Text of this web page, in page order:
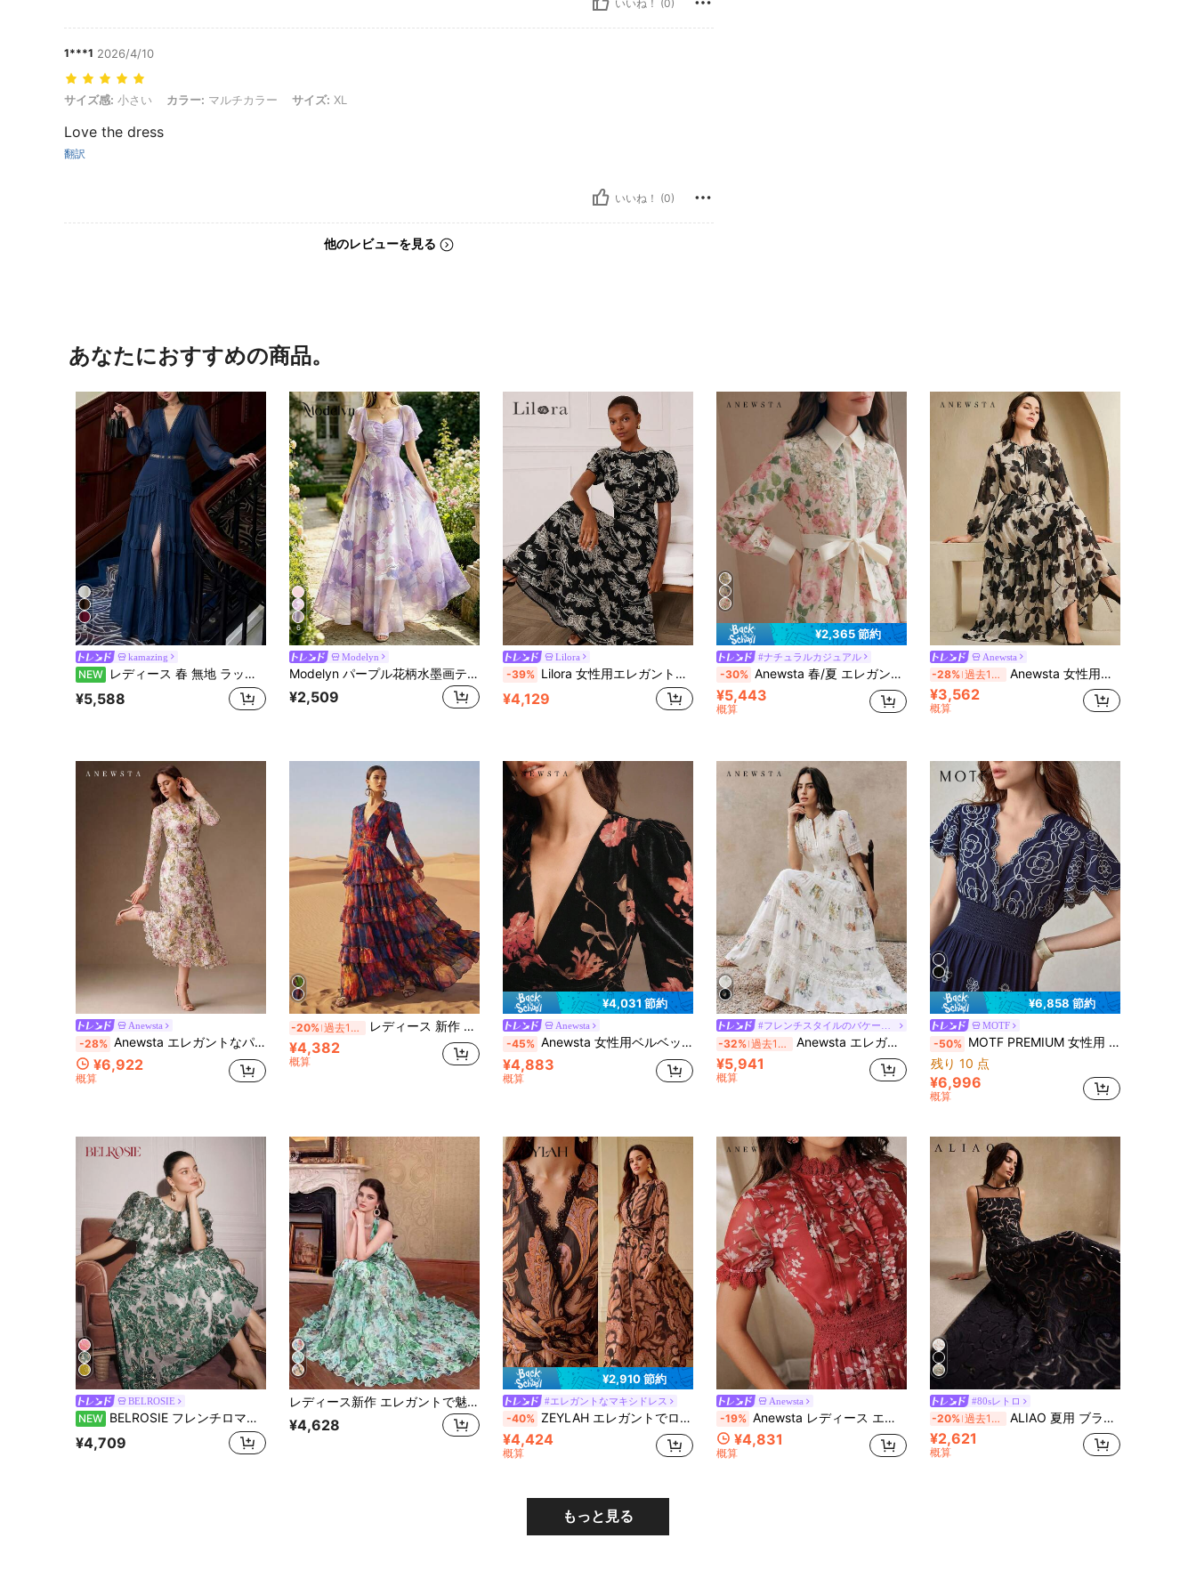
いいね！ (0)
1***1 2026/4/10
サイズ感: 小さい, カラー: マルチカラー, サイズ: XL
サイズ感: 小さい カラー: マルチカラー サイズ: XL
Love the dress
翻訳
いいね！ (0)
他のレビューを見る
あなたにおすすめの商品。
6
kamazing
NEW レディース 春 無地 ラッフル パッチワーク Vネック ランタンスリーブ 長袖 フルスカート マキシドレス、結婚式、パーティー、ボールに最適なエレガントなドレス
¥5,588
6
Modelyn
Modelyn パープル花柄水墨画テクスチャプリント レディースロングドレス、ファッショナブルなスクエアネック プリーツ フラッタースリーブデザイン レディースウェア、夏用ウエストシェイピング ロングバケーションスタイルドレス、花柄ライトパープルシフォンドレス、夏休みや日常着に適しています
¥2,509
Lilora
-39% Lilora 女性用エレガントな刺繍ミドル丈ドレス
¥4,129
¥2,365 節約
#ナチュラルカジュアル
-30% Anewsta 春/夏 エレガント ピンク フローラルプリント ビーズカラー シャツスタイル ウエストマーク フロント ロングドレス レディース
¥5,443
概算
Anewsta
-28% 過去10時間 Anewsta 女性用シフォン アプリコットベース 黒フローラルプリント タイ襟 ウエストシェイプ ランタンスリーブ エレガントで快適なドレス
¥3,562
概算
Anewsta
-28% Anewsta エレガントなパーティーピンク水溶性プリントレースウエストベルトスリミングラウンドネック長袖Aラインロングドレス女性用
¥6,922
概算
-20% 過去10時間 レディース 新作 ヴィンテージ花柄 長袖 マルチレイヤー パッチワークデザイン オールシーズン フルスカート ドレス エレガント フォーマル イブニング バケーション
¥4,382
概算
¥4,031 節約
Anewsta
-45% Anewsta 女性用ベルベット フローラル柄Vネックドレス、エレガント、シック、スタイリッシュ、秋冬、新年会、パーティー、結婚式、イブニングに適しています
¥4,883
概算
-32% 過去10時間 Anewsta エレガントなウエストシェイプ フレアデザイン カラフルな花柄ドレス レディース 春夏
¥5,941
概算
¥6,858 節約
MOTF
-50% MOTF PREMIUM 女性用 フローラル刺繍 レースコントラスト ロングドレス
残り 10 点
¥6,996
概算
BELROSIE
NEW BELROSIE フレンチロマンティックガールスタイル 3Dローズ Vネック ペタルスリーブ ウエストシェイプ ドレス レディース
¥4,709
レディース新作 エレガントで魅力的なフローラル柄 全身プリント ボヘミアン ノット クロスウエスト スリミング ハイエンド ラグジュアリードレス 夏用
¥4,628
¥2,910 節約
#エレガントなマキシドレス
-40% ZEYLAH エレガントでロマンチックなウエストシンチ レースパッチワーク Vネックドレス、春夏
¥4,424
概算
Anewsta
-19% Anewsta レディース エレガント 重厚装飾 スタンドカラー パッチワーク レース フローラル ドレス
¥4,831
概算
#80sレトロ
-20% 過去10時間 ALIAO 夏用 ブラック レース 透かし彫り フローラル刺繍 ドレス オールドマネー ロイヤルスタイル バンケット ウェディング パーティー バケーション エレガント
¥2,621
概算
もっと見る